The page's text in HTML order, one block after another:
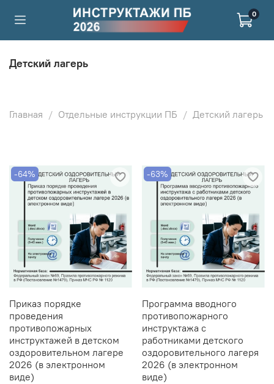
0
Детский лагерь
Главная Отдельные инструкции ПБ Детский лагерь
-64%
Приказ порядке
проведения
противопожарных
инструктажей в детском
оздоровительном лагере
2026 (в электронном
виде)
-63%
Программа вводного
противопожарного
инструктажа с
работниками детского
оздоровительного лагеря
2026 (в электронном
виде)